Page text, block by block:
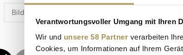
Verantwortungsvoller Umgang mit Ihren
Wir und unsere 58 Partner verarbeiten
Cookies, um Informationen auf Ihrem